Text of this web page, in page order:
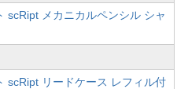
scRipt メカニカルペンシル シャ
scRipt リードケース レフィル付